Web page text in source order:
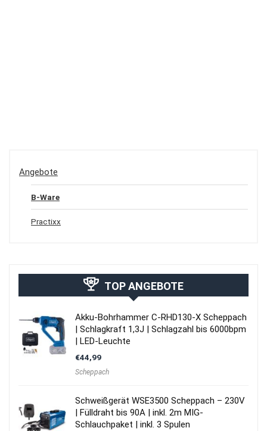
Angebote
B-Ware
Practixx
TOP ANGEBOTE
Akku-Bohrhammer C-RHD130-X Scheppach
| Schlagkraft 1,3J | Schlagzahl bis 6000bpm
| LED-Leuchte
€44,99
Scheppach
Schweißgerät WSE3500 Scheppach – 230V
| Fülldraht bis 90A | inkl. 2m MIG-
Schlauchpaket | inkl. 3 Spulen